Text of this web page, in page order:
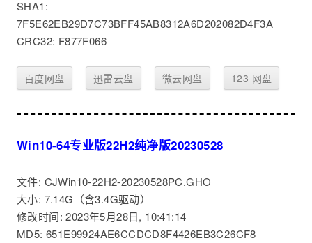
SHA1:
7F5E62EB29D7C73BFF45AB8312A6D202082D4F3A
CRC32: F877F066
百度网盘 迅雷云盘 微云网盘 123 网盘
Win10-64专业版22H2纯净版20230528
文件: CJWin10-22H2-20230528PC.GHO
大小: 7.14G（含3.4G驱动）
修改时间: 2023年5月28日, 10:41:14
MD5: 651E99924AE6CCDCD8F4426EB3C26CF8